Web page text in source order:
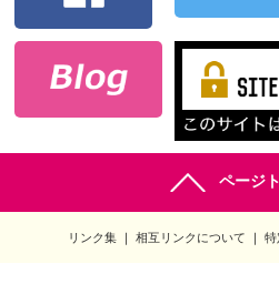
ページ
リンク集 相互リンクについて 特